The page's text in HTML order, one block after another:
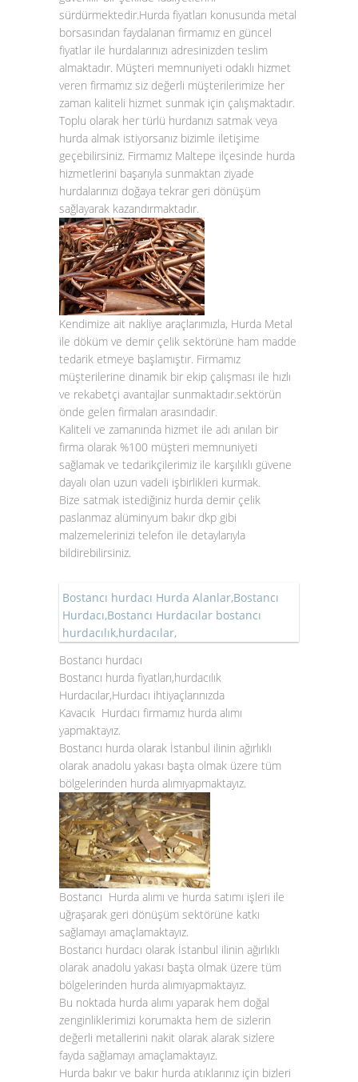
sürdürmektedir.Hurda fiyatları konusunda metal
borsasından faydalanan firmamız en güncel
fiyatlar ile hurdalarınızı adresinizden teslim
almaktadır. Müşteri memnuniyeti odaklı hizmet
veren firmamız siz değerli müşterilerimize her
zaman kaliteli hizmet sunmak için çalışmaktadır.
Toplu olarak her türlü hurdanızı satmak veya
hurda almak istiyorsanız bizimle iletişime
geçebilirsiniz. Firmamız Maltepe ilçesinde hurda
hizmetlerini başarıyla sunmaktan ziyade
hurdalarınızı doğaya tekrar geri dönüşüm
sağlayarak kazandırmaktadır.
Kendimize ait nakliye araçlarımızla, Hurda Metal
ile döküm ve demir çelik sektörüne ham madde
tedarik etmeye başlamıştır. Firmamız
müşterilerine dinamik bir ekip çalışması ile hızlı
ve rekabetçi avantajlar sunmaktadır.sektörün
önde gelen firmaları arasındadır.
Kaliteli ve zamanında hizmet ile adı anılan bir
firma olarak %100 müşteri memnuniyeti
sağlamak ve tedarikçilerimiz ile karşılıklı güvene
dayalı olan uzun vadeli işbirlikleri kurmak.
Bize satmak istediğiniz hurda demir çelik
paslanmaz alüminyum bakır dkp gibi
malzemelerinizi telefon ile detaylarıyla
bildirebilirsiniz.
Bostancı hurdacı Hurda Alanlar,Bostancı
Hurdacı,Bostancı Hurdacılar bostancı
hurdacılık,hurdacılar,
Bostancı hurdacı
Bostancı hurda fiyatları,hurdacılık
Hurdacılar,Hurdacı ihtiyaçlarınızda
Kavacık Hurdacı firmamız hurda alımı
yapmaktayız.
Bostancı hurda olarak İstanbul ilinin ağırlıklı
olarak anadolu yakası başta olmak üzere tüm
bölgelerinden hurda alımıyapmaktayız.
Bostancı Hurda alımı ve hurda satımı işleri ile
uğraşarak geri dönüşüm sektörüne katkı
sağlamayı amaçlamaktayız.
Bostancı hurdacı olarak İstanbul ilinin ağırlıklı
olarak anadolu yakası başta olmak üzere tüm
bölgelerinden hurda alımıyapmaktayız.
Bu noktada hurda alımı yaparak hem doğal
zenginliklerimizi korumakta hem de sizlerin
değerli metallerini nakit olarak alarak sizlere
fayda sağlamayı amaçlamaktayız.
Hurda bakır ve bakır hurda atıklarınız için bizleri